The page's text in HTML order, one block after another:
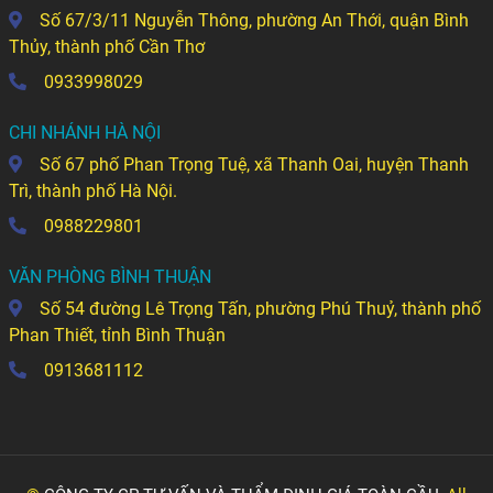
Số 67/3/11 Nguyễn Thông, phường An Thới, quận Bình
Thủy, thành phố Cần Thơ
0933998029
CHI NHÁNH HÀ NỘI
Số 67 phố Phan Trọng Tuệ, xã Thanh Oai, huyện Thanh
Trì, thành phố Hà Nội.
0988229801
VĂN PHÒNG BÌNH THUẬN
Số 54 đường Lê Trọng Tấn, phường Phú Thuỷ, thành phố
Phan Thiết, tỉnh Bình Thuận
0913681112